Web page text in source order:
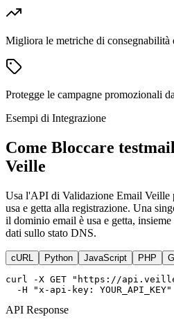
Migliora le metriche di consegnabilità
Protegge le campagne promozionali
Esempi di Integrazione
Come Bloccare
Veille
Usa l'API di Validazione Email Veille
usa e getta alla registrazione. Una
il dominio email è usa e getta,
dati sullo stato DNS.
cURL Python JavaScript PHP
curl -X GET "https://
  -H "x-api-key: YOUR_API_KEY"
API Response